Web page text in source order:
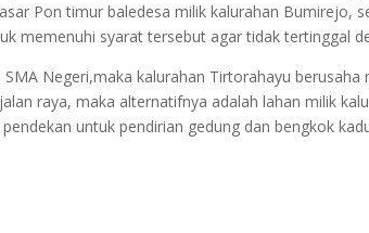
Pon timur baledesa milik kalurahan Bumirejo,
memenuhi syarat tersebut agar tidak tertinggal
Negeri,maka kalurahan Tirtorahayu
raya, maka alternatifnya adalah lahan milik
untuk pendirian gedung dan bengkok